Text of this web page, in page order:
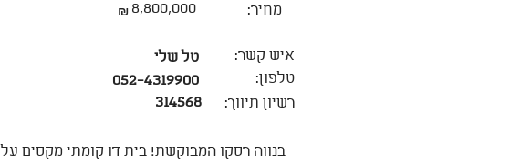
8,800,000
₪ מחיר:
איש קשר:
טלפון:
314568
טל שלי
רשיון תיווך:
052-4319900
בנווה רסקו המבוקשת! בית דו קומתי מקסים על